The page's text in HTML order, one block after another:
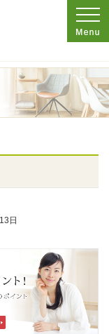
戸建てを手がける工務店
工務店なら石井工務店
日